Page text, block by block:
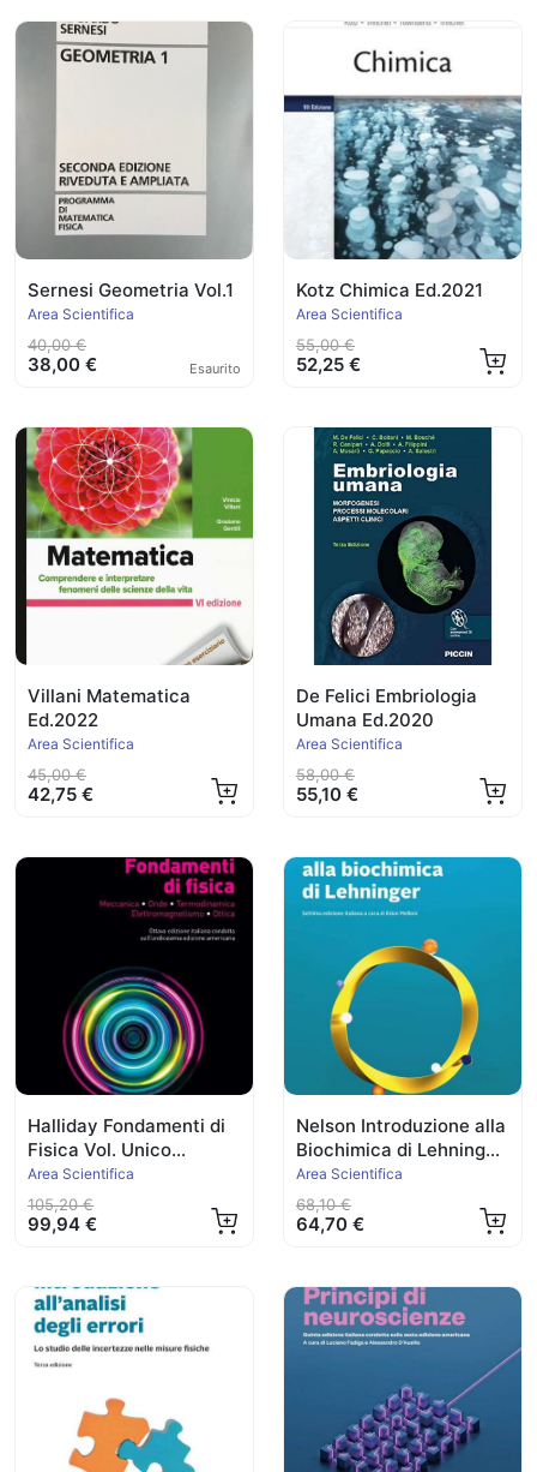
Sernesi Geometria Vol.1
Area Scientifica
40,00 €
38,00 € Esaurito
Kotz Chimica Ed.2021
Area Scientifica
55,00 €
52,25 €
Villani Matematica
Ed.2022
Area Scientifica
45,00 €
42,75 €
De Felici Embriologia
Umana Ed.2020
Area Scientifica
58,00 €
55,10 €
Halliday Fondamenti di
Fisica Vol. Unico
Ed.2023
Area Scientifica
105,20 €
99,94 €
Nelson Introduzione alla
Biochimica di Lehninger
2023
Area Scientifica
68,10 €
64,70 €